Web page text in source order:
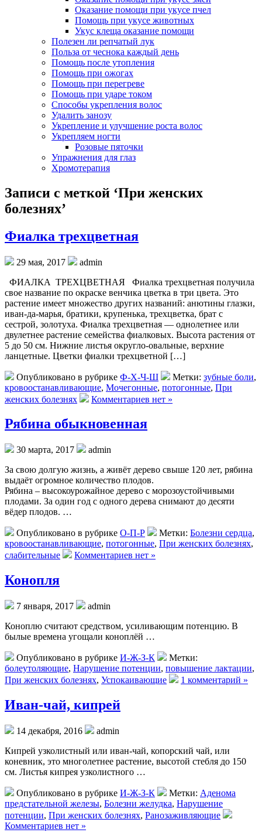
Оказание помощи при укусе пчел
Помощь при укусе животных
Укус клеща оказание помощи
Полезен ли репчатый лук
Польза от чеснока каждый день
Помощь после утопления
Помощь при ожогах
Помощь при перегреве
Помощь при ударе током
Способы укрепления волос
Удалить занозу
Укрепление и улучшение роста волос
Укрепляем ногти
Розовые пяточки
Упражнения для глаз
Хромотерапия
Записи с меткой ‘При женских
болезнях’
Фиалка трехцветная
29 мая, 2017
admin
ФИАЛКА ТРЕХЦВЕТНАЯ Фиалка трехцветная получила
свое название по окраске венчика цветка в три цвета. Это
растение имеет множество других названий: анютины глазки,
иван-да-марья, братики, крупенька, трехцветка, брат с
сестрой, золотуха. Фиалка трехцветная — однолетнее или
двулетнее растение семейства фиалковых. Высота растения от
5 до 50 см. Нижние листья округло-овальные, верхние
ланцетные. Цветки фиалки трехцветной […]
Опубликовано в рубрике Ф-Х-Ч-Ш Метки: зубные боли,
кровоостанавливающие, Мочегонные, потогонные, При
женских болезнях
Комментариев нет »
Рябина обыкновенная
30 марта, 2017
admin
За свою долгую жизнь, а живёт дерево свыше 120 лет, рябина
выдаёт огромное количество плодов.
Рябина – высокоурожайное дерево с морозоустойчивыми
плодами. За один год с одного дерева снимают до десяти
вёдер плодов. …
Опубликовано в рубрике О-П-Р Метки: Болезни сердца,
кровоостанавливающие, потогонные, При женских болезнях,
слабительные
Комментариев нет »
Конопля
7 января, 2017
admin
Коноплю считают средством, усиливающим потенцию. В
былые времена угощали коноплёй …
Опубликовано в рубрике И-Ж-З-К
Метки:
болеутоляющие, Нарушение потенции, повышение лактации,
При женских болезнях, Успокаивающие 1 комментарий »
Иван-чай, кипрей
14 декабря, 2016
admin
Кипрей узколистный или иван-чай, копорский чай, или
коневник, это многолетнее растение, высотой стебля до 150
см. Листья кипрея узколистного …
Опубликовано в рубрике И-Ж-З-К Метки: Аденома
предстательной железы, Болезни желудка, Нарушение
потенции, При женских болезнях, Ранозаживляющие
Комментариев нет »